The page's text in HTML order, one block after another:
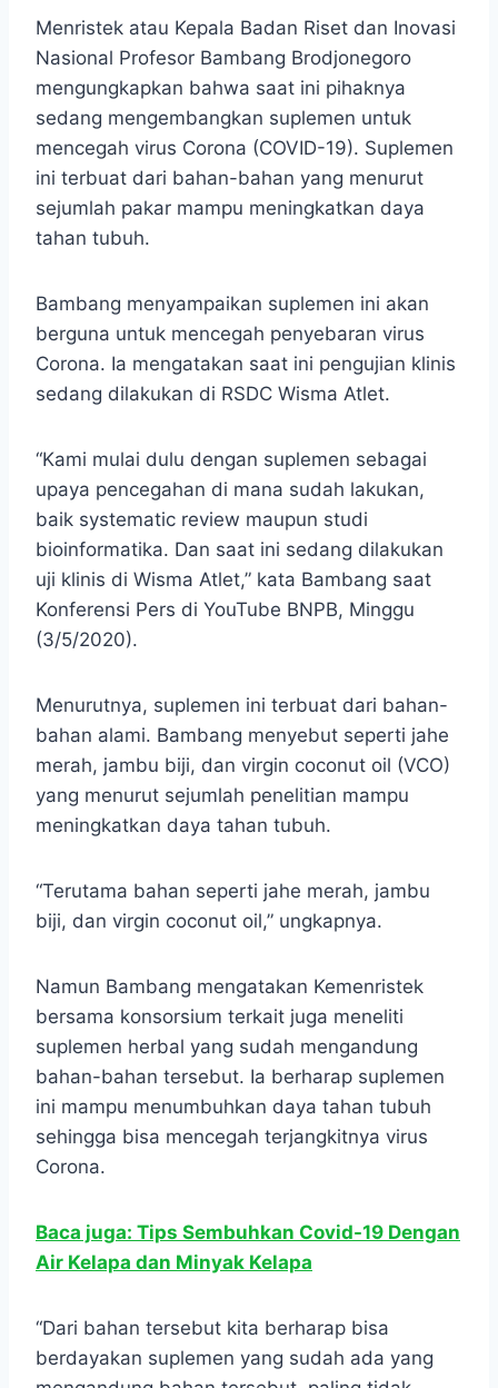
Menristek atau Kepala Badan Riset dan Inovasi
Nasional Profesor Bambang Brodjonegoro
mengungkapkan bahwa saat ini pihaknya
sedang mengembangkan suplemen untuk
mencegah virus Corona (COVID-19). Suplemen
ini terbuat dari bahan-bahan yang menurut
sejumlah pakar mampu meningkatkan daya
tahan tubuh.
Bambang menyampaikan suplemen ini akan
berguna untuk mencegah penyebaran virus
Corona. Ia mengatakan saat ini pengujian klinis
sedang dilakukan di RSDC Wisma Atlet.
“Kami mulai dulu dengan suplemen sebagai
upaya pencegahan di mana sudah lakukan,
baik systematic review maupun studi
bioinformatika. Dan saat ini sedang dilakukan
uji klinis di Wisma Atlet,” kata Bambang saat
Konferensi Pers di YouTube BNPB, Minggu
(3/5/2020).
Menurutnya, suplemen ini terbuat dari bahan-
bahan alami. Bambang menyebut seperti jahe
merah, jambu biji, dan virgin coconut oil (VCO)
yang menurut sejumlah penelitian mampu
meningkatkan daya tahan tubuh.
“Terutama bahan seperti jahe merah, jambu
biji, dan virgin coconut oil,” ungkapnya.
Namun Bambang mengatakan Kemenristek
bersama konsorsium terkait juga meneliti
suplemen herbal yang sudah mengandung
bahan-bahan tersebut. Ia berharap suplemen
ini mampu menumbuhkan daya tahan tubuh
sehingga bisa mencegah terjangkitnya virus
Corona.
Baca juga: Tips Sembuhkan Covid-19 Dengan
Air Kelapa dan Minyak Kelapa
“Dari bahan tersebut kita berharap bisa
berdayakan suplemen yang sudah ada yang